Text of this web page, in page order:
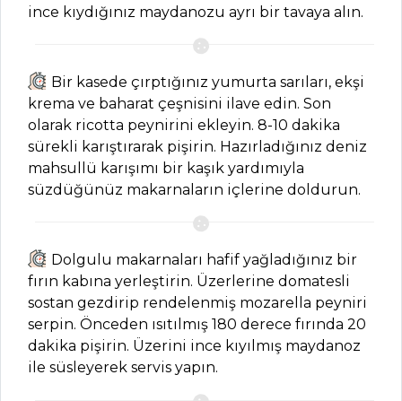
Hamur İşleri Tüm
PASTA VE
TATLILAR
Çilekli ve Damla
Çikolatalı Pasta
Tarifi, Nasıl Yapılır?
Pastası Tarifi, Nasıl
Yapılır?
Hira Tatlısı Tarifi,
Nasıl Yapılır?
Pasta ve Tatlılar
ince kıydığınız maydanozu ayrı bir tavaya alın.
Bir kasede çırptığınız yumurta sarıları, ekşi
krema ve baharat çeşnisini ilave edin. Son
olarak ricotta peynirini ekleyin. 8-10 dakika
sürekli karıştırarak pişirin. Hazırladığınız deniz
mahsullü karışımı bir kaşık yardımıyla
süzdüğünüz makarnaların içlerine doldurun.
Dolgulu makarnaları hafif yağladığınız bir
fırın kabına yerleştirin. Üzerlerine domatesli
sostan gezdirip rendelenmiş mozarella peyniri
serpin. Önceden ısıtılmış 180 derece fırında 20
dakika pişirin. Üzerini ince kıyılmış maydanoz
ile süsleyerek servis yapın.